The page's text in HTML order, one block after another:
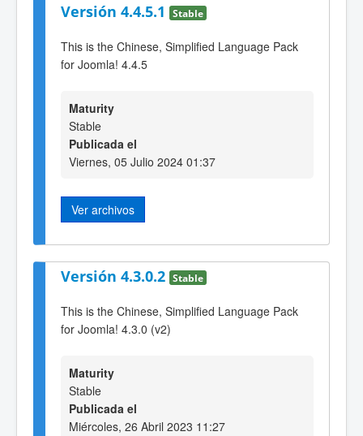
Versión 4.4.5.1 Stable
This is the Chinese, Simplified Language Pack
for Joomla! 4.4.5
Maturity
Stable
Publicada el
Viernes, 05 Julio 2024 01:37
Ver archivos
Versión 4.3.0.2 Stable
This is the Chinese, Simplified Language Pack
for Joomla! 4.3.0 (v2)
Maturity
Stable
Publicada el
Miércoles, 26 Abril 2023 11:27